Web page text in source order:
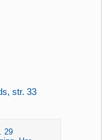
str. 33
29